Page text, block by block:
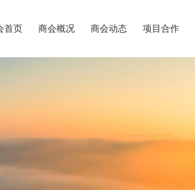
首页 商会概况 商会动态 项目合作